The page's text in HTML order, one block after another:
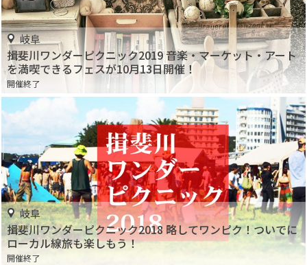
岐阜
揖斐川ワンダーピクニック2019 音楽・マーケット・アート
を満喫できるフェスが10月13日開催！
開催終了
岐阜
揖斐川ワンダーピクニック2018 略してワンピク！ついでに
ローカル線旅も楽しもう！
開催終了